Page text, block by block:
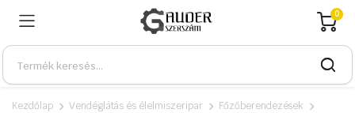
0
Kezdőlap Vendéglátás és élelmiszeripar
Főzőberendezések